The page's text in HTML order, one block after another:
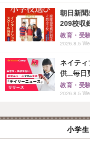
朝日新聞
209校収
教育・受
2026.8.5
ネイティ
供...毎日
教育・受
2026.8.5
小学